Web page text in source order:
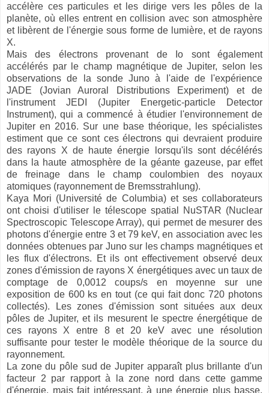
accélère ces particules et les dirige vers les pôles de la
planète, où elles entrent en collision avec son atmosphère
et libèrent de l'énergie sous forme de lumière, et de rayons
X.
Mais des électrons provenant de Io sont également
accélérés par le champ magnétique de Jupiter, selon les
observations de la sonde Juno à l'aide de l'expérience
JADE (Jovian Auroral Distributions Experiment) et de
l'instrument JEDI (Jupiter Energetic-particle Detector
Instrument), qui a commencé à étudier l'environnement de
Jupiter en 2016. Sur une base théorique, les spécialistes
estiment que ce sont ces électrons qui devraient produire
des rayons X de haute énergie lorsqu'ils sont décélérés
dans la haute atmosphère de la géante gazeuse, par effet
de freinage dans le champ coulombien des noyaux
atomiques (rayonnement de Bremsstrahlung).
Kaya Mori (Université de Columbia) et ses collaborateurs
ont choisi d'utiliser le télescope spatial NuSTAR (Nuclear
Spectroscopic Telescope Array), qui permet de mesurer des
photons d'énergie entre 3 et 79 keV, en association avec les
données obtenues par Juno sur les champs magnétiques et
les flux d'électrons. Et ils ont effectivement observé deux
zones d'émission de rayons X énergétiques avec un taux de
comptage de 0,0012 coups/s en moyenne sur une
exposition de 600 ks en tout (ce qui fait donc 720 photons
collectés). Les zones d'émission sont situées aux deux
pôles de Jupiter, et ils mesurent le spectre énergétique de
ces rayons X entre 8 et 20 keV avec une résolution
suffisante pour tester le modèle théorique de la source du
rayonnement.
La zone du pôle sud de Jupiter apparaît plus brillante d'un
facteur 2 par rapport à la zone nord dans cette gamme
d'énergie, mais fait intéressant, à une énergie plus basse,